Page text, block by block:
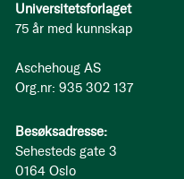
Universitetsforlaget
75 år med kunnskap
Aschehoug AS
Org.nr: 935 302 137
Besøksadresse:
Sehesteds gate 3
0164 Oslo